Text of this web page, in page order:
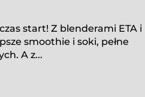
start! Z blenderami ETA i
smoothie i soki, pełne
A z...